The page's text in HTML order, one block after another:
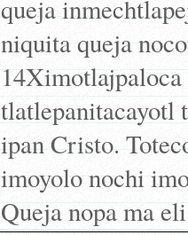
queja
niquita queja
tlatlepanitacayotl
ipan Cristo.
imoyolo nochi
Queja nopa ma